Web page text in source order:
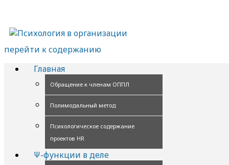
перейти к содержанию
Главная
Обращение к членам ОППЛ
Полимодальный метод
Психологическое содержание
проектов HR
Ψ-функции в деле